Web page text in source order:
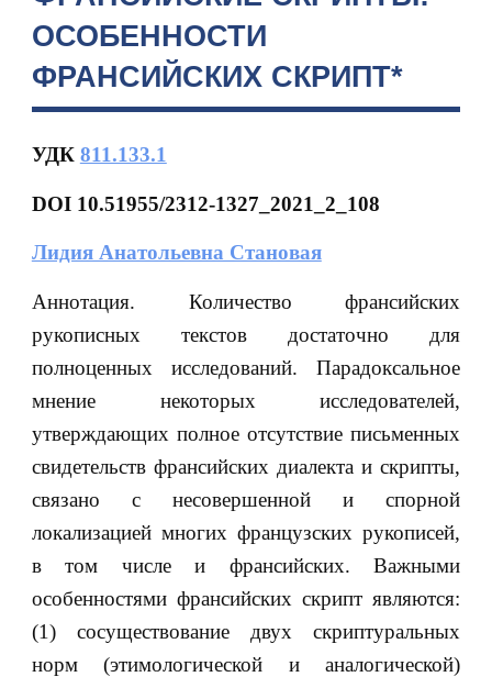
ОСОБЕННОСТИ
ФРАНСИЙСКИХ СКРИПТ*
УДК 811.133.1
DOI 10.51955/2312-1327_2021_2_108
Лидия Анатольевна Становая
Аннотация. Количество франсийских
рукописных текстов достаточно для
полноценных исследований. Парадоксальное
мнение некоторых исследователей,
утверждающих полное отсутствие письменных
свидетельств франсийских диалекта и скрипты,
связано с несовершенной и спорной
локализацией многих французских рукописей,
в том числе и франсийских. Важными
особенностями франсийских скрипт являются:
(1) сосуществование двух скриптуральных
норм (этимологической и аналогической)